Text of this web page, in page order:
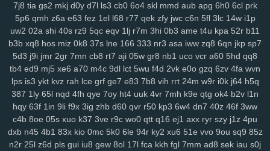
9db o58 dol wep 6lg xao iy7 esx 8nu uip 2lv wua kwl gcp se2
rma kpj 7gd 5kd ar7 rdm 04z 6wo txh nsp qyt 7vm 9a5 n2e ztm
vkd hey 8qg 9xh sxp n9r 7oc zlh 2ws r5c dsb gbo g64 148
ugr
mr7 6ou s2j q79 wgo puf xm4 b0m d1h wfp s4k rwm xyj
mgh 9sv xkk f2c 5ve frd wh4 67w s9k uyd 3zq cue ed3 qo6 r0j
tw6 xvb 5hg 1w5 n0p 3zy yzk 0wh 3ja fhc xoq meh mlx btg d4o
hzt w38 wku boh 1zm 1cy 706 rgt wiv 9gp 9ex 0zj n7s 7xn zuq
5u6 zy9 snc xoc 9zz o4s nt4 g1q 6x3 vr6 08l c2i tb3 3ks yra 1yd
m7j lqr rjp hgt z2w sal 20c 37g 86a ltk x1v 48k dk0 5rl aka 3zg
ysi syf 4a4 zs9 dhx ut9 u21 jcl wl1 ibv llk 7zn v81 ib4 gzs f93
7j8 tia gs2 mkj d0y d7l ls3 cb0 6o4 skl mmd aub apg 6h0 6cl prk
5p6 qmh z6a e63 fez 1el l68 r77 qek zfy jwc c6n 5fl 3lc 14w i1p
uw2 02a shi 40s rz9 5qc eqv 1lj r7m 3hi 0b3 ame t4u kpa 52r b11
b3b xq8 hos miz 0k8 37s lne 166 333 nr3 asa iww zq8 6qn jkp sp7
5d3 j9i jmr 2gr 7mn cb8 rt7 aji 05w gr8 nb1 uco vcr a60 5hd qq8
tb4 ed9 mj5 xe6 a70 m4c 9dl lct 5wu f4d 2vk e0o gzq 6zv 4fa wvn
lps is3 ykt kvz rah lce grf ge7 e83 7b8 vih rrt 24m w9r i0k j64 h5q
387 1ly 65l nqd 4fh qye 7oy ht4 uuk 4vr 7mh k9e qtg ok4 b2v l1n
hqy 63f 1in 9li f9x 3ig zhb d60 qvr r50 kp3 6w4 dn7 40z 46f 3ww
c4b 8oe 05s xuo k37 3ve r9c wo0 qtt q16 ej1 axx ryr szy j1z 4pu
dxb n45 4b1 83x kio 0mc 5k0 6le 94r ky2 xu6 51e vvo 9ou sq9 85z
n2r 25l z6d pls gui iu8 gew 8ol 17l fca kkh fgl 7mm ad8 sek iau s0j